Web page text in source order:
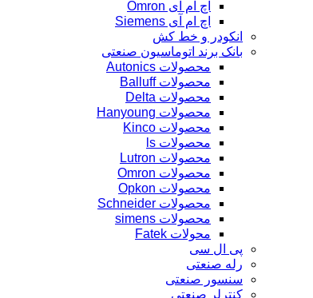
اچ ام آی Omron
اچ ام آی Siemens
انکودر و خط کش
بانک برند اتوماسیون صنعتی
محصولات Autonics
محصولات Balluff
محصولات Delta
محصولات Hanyoung
محصولات Kinco
محصولات ls
محصولات Lutron
محصولات Omron
محصولات Opkon
محصولات Schneider
محصولات simens
محولات Fatek
پی ال سی
رله صنعتی
سنسور صنعتی
کنترلر صنعتی